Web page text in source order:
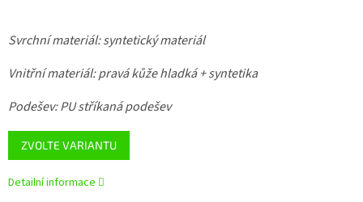
ZVOLTE VARIANTU
Svrchní materiál: syntetický materiál
Vnitřní materiál: pravá kůže hladká + syntetika
Podešev: PU stříkaná podešev
Detailní informace